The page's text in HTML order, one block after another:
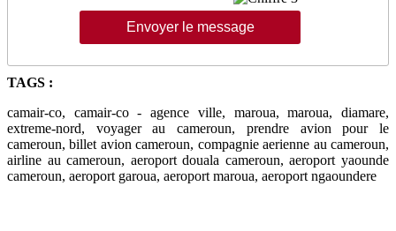
TAGS :
camair-co, camair-co - agence ville, maroua, maroua, diamare,
extreme-nord, voyager au cameroun, prendre avion pour le
cameroun, billet avion cameroun, compagnie aerienne au cameroun,
airline au cameroun, aeroport douala cameroun, aeroport yaounde
cameroun, aeroport garoua, aeroport maroua, aeroport ngaoundere